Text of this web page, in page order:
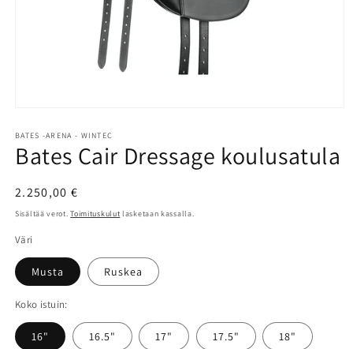
1
modaalisessa
ikkunassa
BATES -ARENA - WINTEC
Bates Cair Dressage koulusatula
Normaalihinta
2.250,00 €
Sisältää verot.Toimituskulut lasketaan kassalla.
Väri
Musta Ruskea
Koko istuin:
16" 16.5" 17" 17.5" 18"